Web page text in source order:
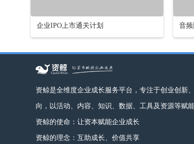
企业IPO上市通关计划 音频
资鲸是全维度企业成长服务平台，专注于创业创新
向，以活动、内容、知识、数据、工具及资源等赋能
资鲸的使命：让资本赋能企业成长
资鲸的理念：互助成长、价值共享